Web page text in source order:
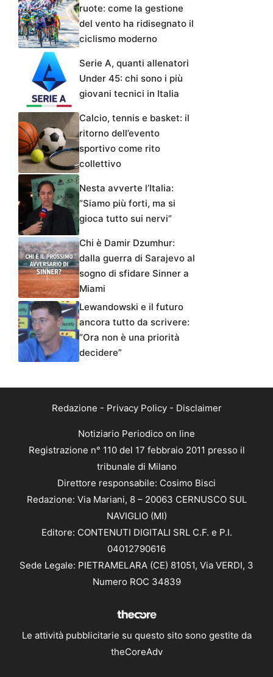
ruote: come la gestione
del vento ha ridisegnato il
ciclismo moderno
Serie A, quanti allenatori
Under 45: chi sono i più
giovani tecnici in Italia
Calcio, tennis e basket: il
ritorno dell’evento
sportivo come rito
collettivo
Nesta avverte l’Italia:
“Siamo più forti, ma si
gioca tutto sui nervi”
Chi è Damir Dzumhur:
dalla guerra di Sarajevo al
sogno di sfidare Sinner a
Miami
Lewandowski e il futuro
ancora tutto da scrivere:
“Ora non è una priorità
decidere”
Redazione - Privacy Policy- Disclaimer
Notiziario Periodico on line
Registrazione n° 110 del 17 febbraio 2011 presso il
tribunale di Milano
Direttore responsabile: Cosimo Bisci
Redazione: Via Mariani, 8 – 20063 CERNUSCO SUL
NAVIGLIO (MI)
Editore: CONTENUTI DIGITALI SRL C.F. e P.I.
04012790616
Sede Legale: PIETRAMELARA (CE) 81051, Via VERDI, 3
Numero ROC 34839
Le attività pubblicitarie su questo sito sono gestite da
theCoreAdv